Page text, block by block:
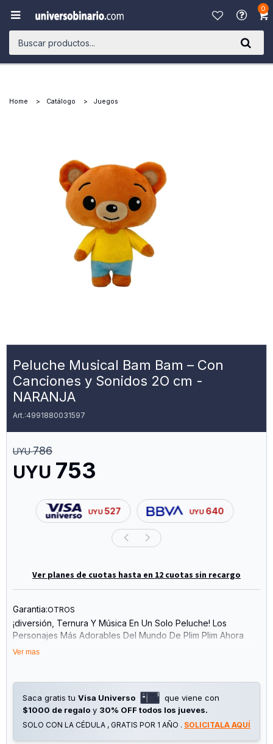
0

Home Catálogo Juegos
Peluche Musical Bam Bam – Con
Canciones y Sonidos 2O cm -
NARANJA
4991880031597
UYU 753
UYU 786
UYU 527 UYU 640
Ver planes de cuotas hasta en 12 cuotas sin recargo
Garantia:OTROS
¡diversión, Ternura Y Música En Un Solo Peluche! Los
Personajes Más Adorables Del Mundo De Plim Plim Ahora
Llegan En Versión Musical Para Acompañar A Los Más Chicos
Cada Peluche Reproduce Sonidos Y Canciones Originales
Con Solo Presionar Su Pancita. Su Textura Es Súper Suave Y
Está Diseñada Especialmente Para Manos Pequeñas.
Ver mas
Saca gratis tu Visa Universo
que viene con
$1000 de regalo y 30% OFF todos los jueves.
SOLO CON LA CÉDULA , GRATIS POR 1 AÑO . SOLICITALA AQUÍ